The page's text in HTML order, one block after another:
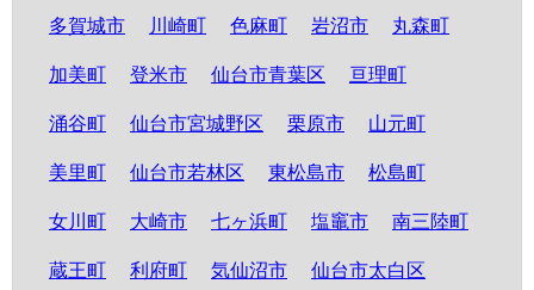
多賀城市 川崎町 色麻町 岩沼市 丸森町
加美町 登米市 仙台市青葉区 亘理町
涌谷町 仙台市宮城野区 栗原市 山元町
美里町 仙台市若林区 東松島市 松島町
女川町 大崎市 七ヶ浜町 塩竈市 南三陸町
蔵王町 利府町 気仙沼市 仙台市太白区